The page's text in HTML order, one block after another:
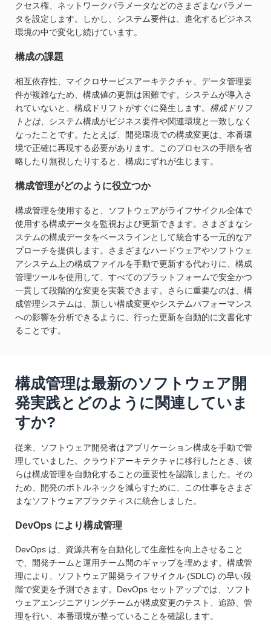
クセス権、ネットワークパラメータなどのさまざまなパラメー
タを設定します。しかし、システム要件は、進化するビジネス
環境の中で変化し続けています。
構成の課題
相互依存性、マイクロサービスアーキテクチャ、データ管理要
件が複雑なため、構成値の更新は困難です。システムが導入さ
れていないと、構成ドリフトがすぐに発生します。 構成ドリフ
トとは、システム構成がビジネス要件や関連環境と一致しなく
なったことです。たとえば、開発環境での構成変更は、本番環
境で正確に再現する必要があります。このプロセスの手順を省
略したり無視したりすると、構成にずれが生じます。
構成管理がどのように役立つか
構成管理を使用すると、ソフトウェアがライフサイクル全体で
使用する構成データを監視および更新できます。さまざまなシ
ステムの構成データをベースラインとして統合する一元的なア
プローチを提供します。さまざまなハードウェアやソフトウェ
アシステム上の構成ファイルを手動で更新する代わりに、構成
管理ツールを使用して、すべてのプラットフォームで安全かつ
一貫して段階的な変更を実装できます。さらに重要なのは、構
成管理システムは、新しい構成変更やシステムパフォーマンス
への影響を分析できるように、行った更新を自動的に文書化す
ることです。
構成管理は最新のソフトウェア開
発実践とどのように関連していま
すか?
従来、ソフトウェア開発者はアプリケーション構成を手動で管
理していました。クラウドアーキテクチャに移行したとき、彼
らは構成管理を自動化することの重要性を認識しました。その
ため、開発のボトルネックを減らすために、この仕事をさまざ
まなソフトウェアプラクティスに統合しました。
DevOps により構成管理
DevOps は、資源共有を自動化して生産性を向上させること
で、開発チームと運用チーム間のギャップを埋めます。構成管
理により、ソフトウェア開発ライフサイクル (SDLC) の早い段
階で変更を予測できます。DevOps セットアップでは、ソフト
ウェアエンジニアリングチームが構成変更のテスト、追跡、管
理を行い、本番環境が整っていることを確認します。